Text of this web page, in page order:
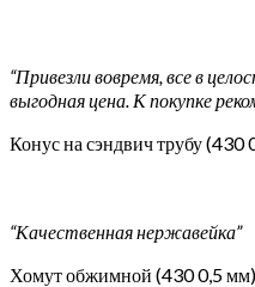
“Привезли вовремя, все в
выгодная цена. К покупке
Конус на сэндвич трубу
“Качественная нержавейка”
Хомут обжимной (430 0,5